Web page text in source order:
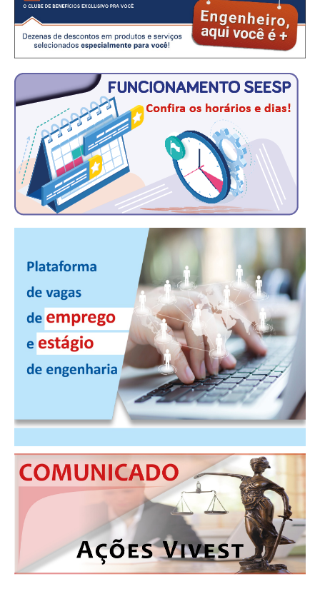
APOSENTADORIA
PLANO DE SAÚDE
SEESPPREV
CONSÓRCIOS
CAMPANHAS SALARIAIS
COMUNICAÇÃO
NOTÍCIAS
CONTEÚDO ESPECIAL
JORNAL DO ENGENHEIRO
AGENDA
NOTÍCIAS NO WHATSAPP
PUBLICAÇÕES
PUBLICIDADE
MANUAL DE REDAÇÃO
RELEASES